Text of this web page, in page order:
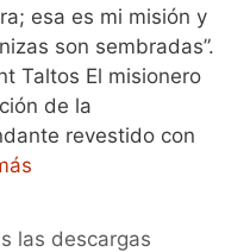
esa es mi misión y
son sembradas”.
Taltos El misionero
de la
revestido con
las descargas